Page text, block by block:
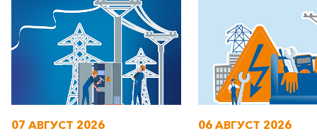
07 АВГУСТ 2026 06 АВГУСТ 2026